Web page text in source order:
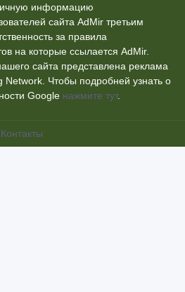
информацию
сайта AdMir третьим
за правила
на которые ссылается AdMir.
сайта представлена реклама
Network. Чтобы подробней узнать о
Google нажмите тут.
Контакты